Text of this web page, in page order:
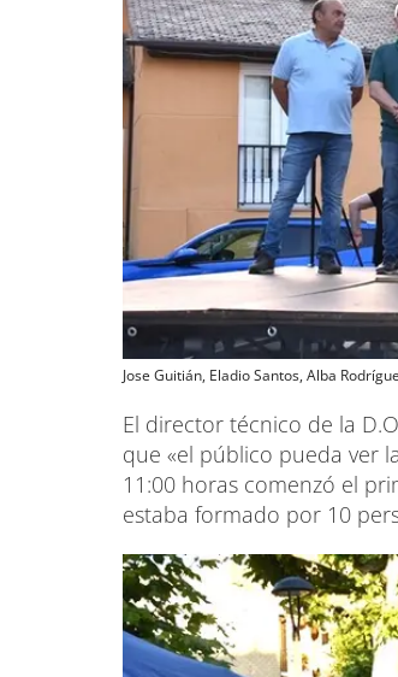
Jose Guitián, Eladio Santos, Alba
El director técnico de la
que «el público pueda ver
11:00 horas comenzó el
estaba formado por 10